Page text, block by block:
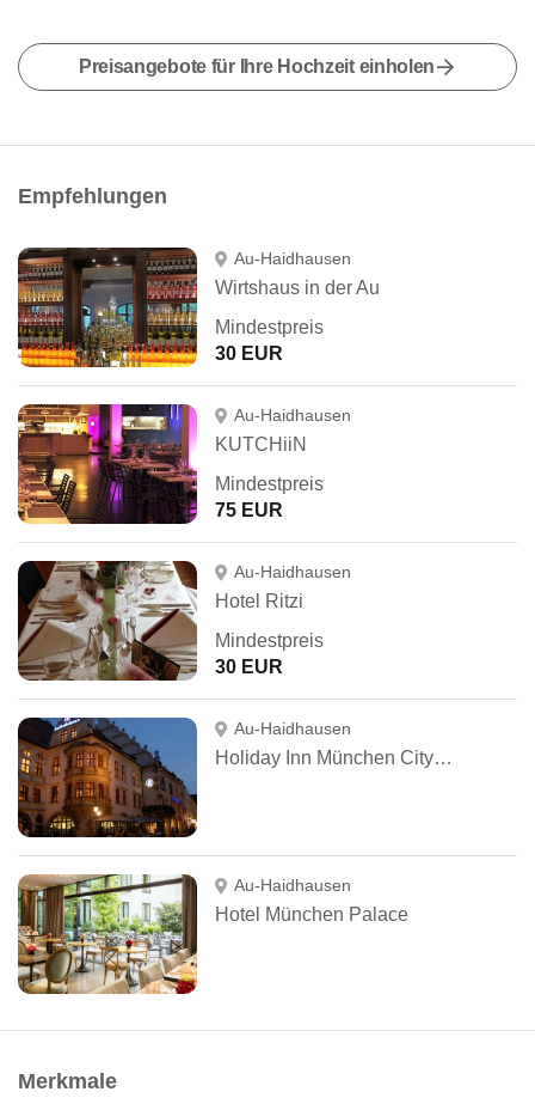
Preisangebote für Ihre Hochzeit einholen
Empfehlungen
Au-Haidhausen
Wirtshaus in der Au
Mindestpreis
30 EUR
Au-Haidhausen
KUTCHiiN
Mindestpreis
75 EUR
Au-Haidhausen
Hotel Ritzi
Mindestpreis
30 EUR
Au-Haidhausen
Holiday Inn München City Centre
Au-Haidhausen
Hotel München Palace
Merkmale